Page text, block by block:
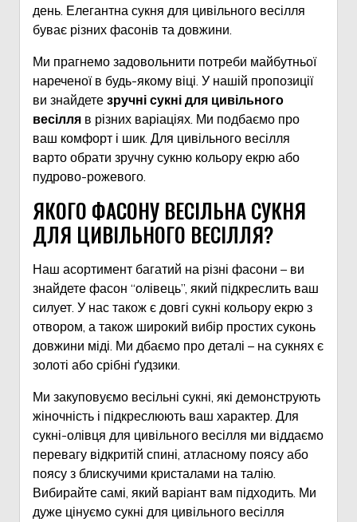
день. Елегантна сукня для цивільного весілля
буває різних фасонів та довжини.
Ми прагнемо задовольнити потреби майбутньої
нареченої в будь-якому віці. У нашій пропозиції
ви знайдете зручні сукні для цивільного
весілля в різних варіаціях. Ми подбаємо про
ваш комфорт і шик. Для цивільного весілля
варто обрати зручну сукню кольору екрю або
пудрово-рожевого.
ЯКОГО ФАСОНУ ВЕСІЛЬНА СУКНЯ
ДЛЯ ЦИВІЛЬНОГО ВЕСІЛЛЯ?
Наш асортимент багатий на різні фасони – ви
знайдете фасон “олівець”, який підкреслить ваш
силует. У нас також є довгі сукні кольору екрю з
отвором, а також широкий вибір простих суконь
довжини міді. Ми дбаємо про деталі – на сукнях є
золоті або срібні ґудзики.
Ми закуповуємо весільні сукні, які демонструють
жіночність і підкреслюють ваш характер. Для
сукні-олівця для цивільного весілля ми віддаємо
перевагу відкритій спині, атласному поясу або
поясу з блискучими кристалами на талію.
Вибирайте самі, який варіант вам підходить. Ми
дуже цінуємо сукні для цивільного весілля